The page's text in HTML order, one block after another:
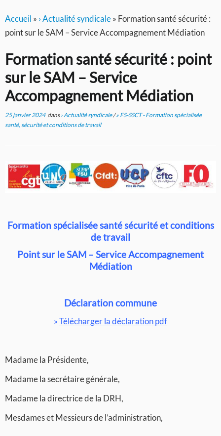
Accueil » › Actualité syndicale» Formation santé sécurité :
point sur le SAM – Service Accompagnement Médiation
Formation santé sécurité : point
sur le SAM – Service
Accompagnement Médiation
25 janvier 2024dans› Actualité syndicale/» FS-SSCT - Formation spécialisée
santé, sécurité et conditions de travail
Formation spécialisée santé sécurité et conditions
de travail
Point sur le SAM – Service Accompagnement
Médiation
Déclaration commune
»Télécharger la déclaration pdf
Madame la Présidente,
Madame la secrétaire générale,
Madame la directrice de la DRH,
Mesdames et Messieurs de l’administration,